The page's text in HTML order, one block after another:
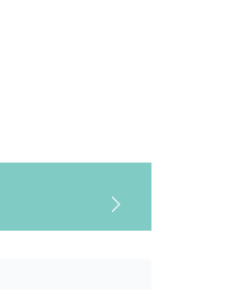
Wert ein